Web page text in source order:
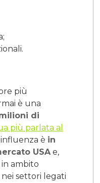
più
è una
di
più parlata al
è in
USAe,
ambito
settori legati